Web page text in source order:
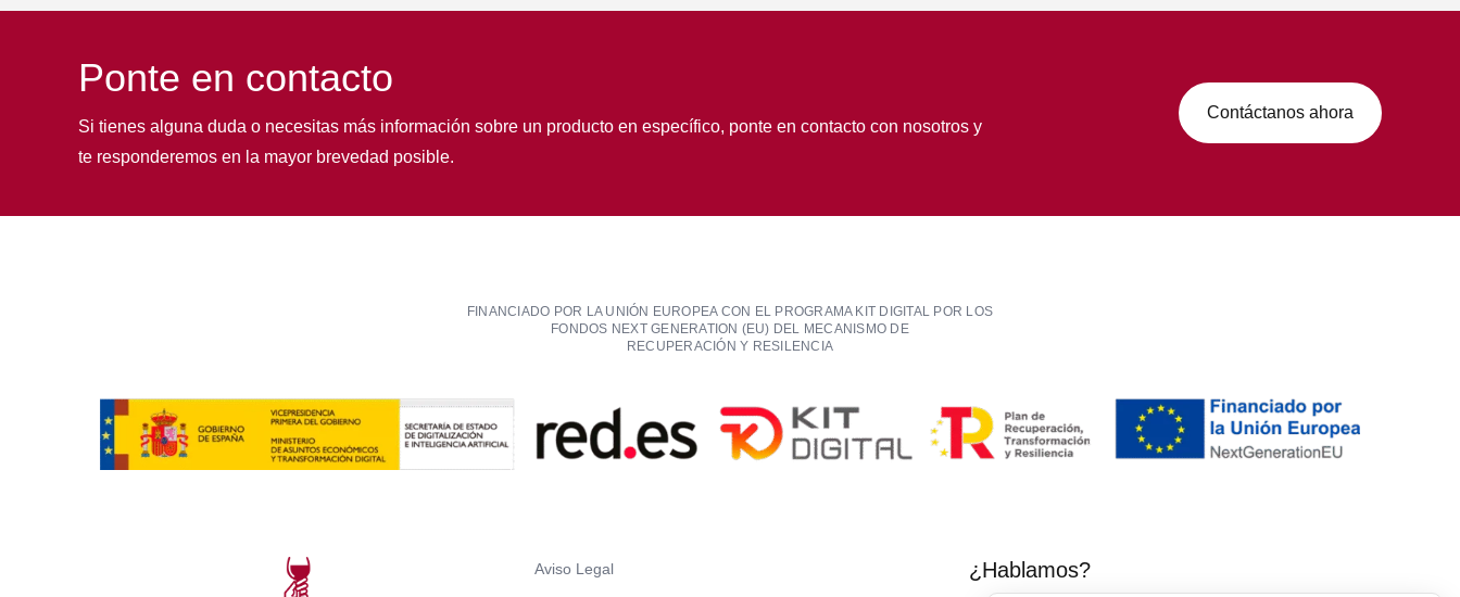
Ponte en contacto
Si tienes alguna duda o necesitas más información sobre un producto en específico, ponte en contacto con nosotros y
te responderemos en la mayor brevedad posible.
Contáctanos ahora
FINANCIADO POR LA UNIÓN EUROPEA CON EL PROGRAMA KIT DIGITAL POR LOS
FONDOS NEXT GENERATION (EU) DEL MECANISMO DE
RECUPERACIÓN Y RESILENCIA
Aviso Legal
¿Hablamos?